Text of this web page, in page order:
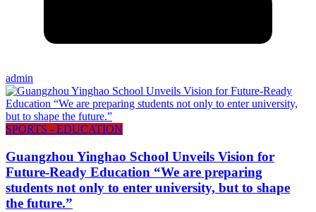
admin
SPORTS - EDUCATION
Guangzhou Yinghao School Unveils Vision for
Future-Ready Education “We are preparing
students not only to enter university, but to shape
the future.”